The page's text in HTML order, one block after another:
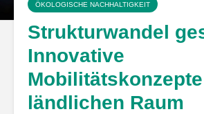
ÖKOLOGISCHE NACHHALTIGKEIT
Strukturwandel
Innovative
ländlichen Raum